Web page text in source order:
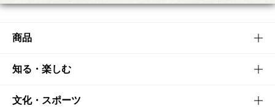
商品
商品TOP
商品一覧
知る・楽しむ
知る・楽しむTOP
文化・スポーツ